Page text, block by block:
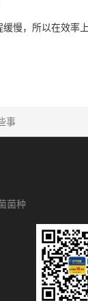
慢，所以在效率
事
菌种